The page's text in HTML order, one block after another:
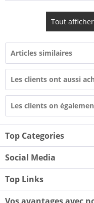
Tout
Articles similaires
Les clients ont aussi
Les clients on
Top Categories
Social Media
Top Links